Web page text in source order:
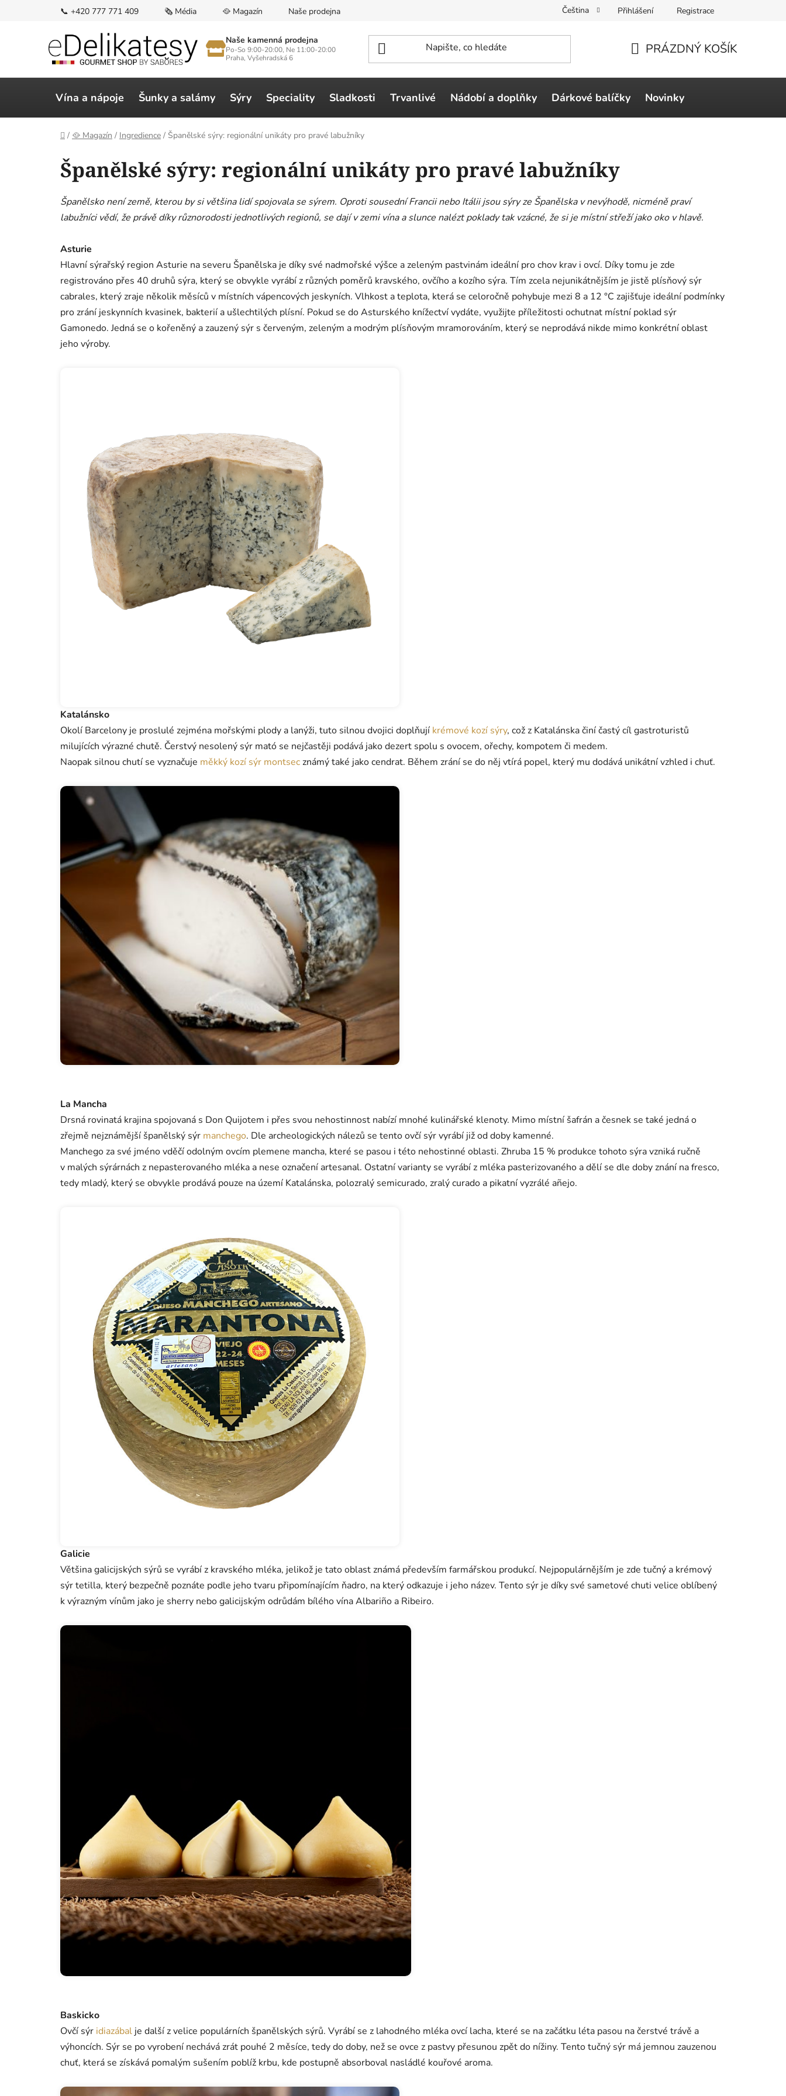
📞 +420 777 771 409 🗞️ Média 🥘 Magazín Naše prodejna Čeština Přihlášení Registrace
Naše kamenná prodejna
Po-So 9:00-20:00, Ne 11:00-20:00
Praha, Vyšehradská 6
KOŠÍK
PRÁZDNÝ KOŠÍK
Vína a nápoje Šunky a salámy Sýry Speciality Sladkosti Trvanlivé Nádobí a doplňky Dárkové balíčky Novinky
Domů
/ 🥘 Magazín / Ingredience / Španělské sýry: regionální unikáty pro pravé labužníky
Španělské sýry: regionální unikáty pro pravé labužníky
Španělsko není země, kterou by si většina lidí spojovala se sýrem. Oproti sousední Francii nebo Itálii jsou sýry ze Španělska v nevýhodě, nicméně praví
labužníci vědí, že právě díky různorodosti jednotlivých regionů, se dají v zemi vína a slunce nalézt poklady tak vzácné, že si je místní střeží jako oko v hlavě.
Asturie
Hlavní sýrařský region Asturie na severu Španělska je díky své nadmořské výšce a zeleným pastvinám ideální pro chov krav i ovcí. Díky tomu je zde
registrováno přes 40 druhů sýra, který se obvykle vyrábí z různých poměrů kravského, ovčího a kozího sýra. Tím zcela nejunikátnějším je jistě plísňový sýr
cabrales, který zraje několik měsíců v místních vápencových jeskyních. Vlhkost a teplota, která se celoročně pohybuje mezi 8 a 12 °C zajišťuje ideální podmínky
pro zrání jeskynních kvasinek, bakterií a ušlechtilých plísní. Pokud se do Asturského knížectví vydáte, využijte příležitosti ochutnat místní poklad sýr
Gamonedo. Jedná se o kořeněný a zauzený sýr s červeným, zeleným a modrým plísňovým mramorováním, který se neprodává nikde mimo konkrétní oblast
jeho výroby.
Katalánsko
Okolí Barcelony je proslulé zejména mořskými plody a lanýži, tuto silnou dvojici doplňují krémové kozí sýry, což z Katalánska činí častý cíl gastroturistů
milujících výrazné chutě. Čerstvý nesolený sýr mató se nejčastěji podává jako dezert spolu s ovocem, ořechy, kompotem či medem.
Naopak silnou chutí se vyznačuje měkký kozí sýr montsecznámý také jako cendrat. Během zrání se do něj vtírá popel, který mu dodává unikátní vzhled i chuť.
La Mancha
Drsná rovinatá krajina spojovaná s Don Quijotem i přes svou nehostinnost nabízí mnohé kulinářské klenoty. Mimo místní šafrán a česnek se také jedná o
zřejmě nejznámější španělský sýr manchego. Dle archeologických nálezů se tento ovčí sýr vyrábí již od doby kamenné.
Manchego za své jméno vděčí odolným ovcím plemene mancha, které se pasou i této nehostinné oblasti. Zhruba 15 % produkce tohoto sýra vzniká ručně
v malých sýrárnách z nepasterovaného mléka a nese označení artesanal. Ostatní varianty se vyrábí z mléka pasterizovaného a dělí se dle doby znání na fresco,
tedy mladý, který se obvykle prodává pouze na území Katalánska, polozralý semicurado, zralý curado a pikatní vyzrálé añejo.
Galicie
Většina galicijských sýrů se vyrábí z kravského mléka, jelikož je tato oblast známá především farmářskou produkcí. Nejpopulárnějším je zde tučný a krémový
sýr tetilla, který bezpečně poznáte podle jeho tvaru připomínajícím ňadro, na který odkazuje i jeho název. Tento sýr je díky své sametové chuti velice oblíbený
k výrazným vínům jako je sherry nebo galicijským odrůdám bílého vína Albariño a Ribeiro.
Baskicko
Ovčí sýr idiazábal je další z velice populárních španělských sýrů. Vyrábí se z lahodného mléka ovcí lacha, které se na začátku léta pasou na čerstvé trávě a
výhoncích. Sýr se po vyrobení nechává zrát pouhé 2 měsíce, tedy do doby, než se ovce z pastvy přesunou zpět do nížiny. Tento tučný sýr má jemnou zauzenou
chuť, která se získává pomalým sušením poblíž krbu, kde postupně absorboval nasládlé kouřové aroma.